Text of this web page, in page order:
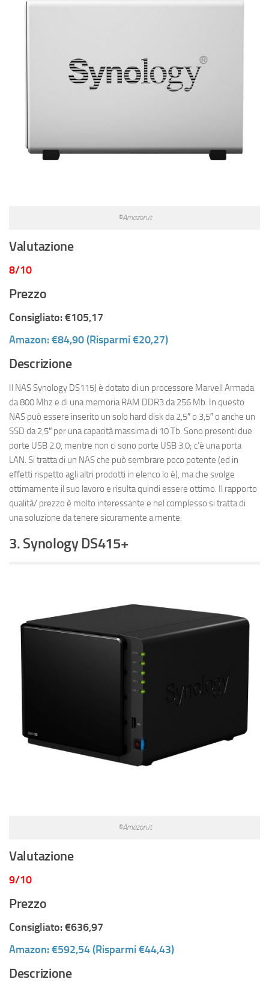
©Amazon.it
Valutazione
8/10
Prezzo
Consigliato: €105,17
Amazon: €84,90 (Risparmi €20,27)
Descrizione
Il NAS Synology DS115J è dotato di un processore Marvell Armada
da 800 Mhz e di una memoria RAM DDR3 da 256 Mb. In questo
NAS può essere inserito un solo hard disk da 2,5″ o 3,5″ o anche un
SSD da 2,5″ per una capacità massima di 10 Tb. Sono presenti due
porte USB 2.0, mentre non ci sono porte USB 3.0; c’è una porta
LAN. Si tratta di un NAS che può sembrare poco potente (ed in
effetti rispetto agli altri prodotti in elenco lo è), ma che svolge
ottimamente il suo lavoro e risulta quindi essere ottimo. Il rapporto
qualità/ prezzo è molto interessante e nel complesso si tratta di
una soluzione da tenere sicuramente a mente.
3. Synology DS415+
©Amazon.it
Valutazione
9/10
Prezzo
Consigliato: €636,97
Amazon: €592,54 (Risparmi €44,43)
Descrizione